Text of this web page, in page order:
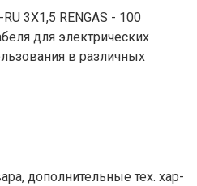
3X1,5 RENGAS - 100
для электрических
в различных
дополнительные тех. хар-